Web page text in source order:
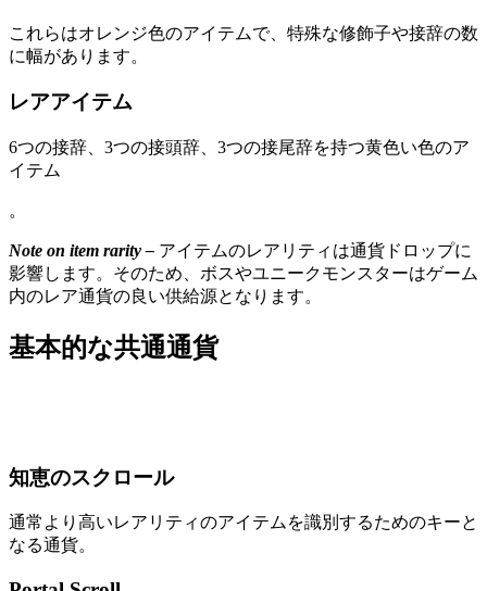
これらはオレンジ色のアイテムで、特殊な修飾子や接辞の数
に幅があります。
レアアイテム
6つの接辞、3つの接頭辞、3つの接尾辞を持つ黄色い色のア
イテム
。
Note on item rarity – アイテムのレアリティは通貨ドロップに
影響します。そのため、ボスやユニークモンスターはゲーム
内のレア通貨の良い供給源となります。
基本的な共通通貨
知恵のスクロール
通常より高いレアリティのアイテムを識別するためのキーと
なる通貨。